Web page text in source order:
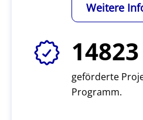
Weitere
14823
geförderte
Programm.